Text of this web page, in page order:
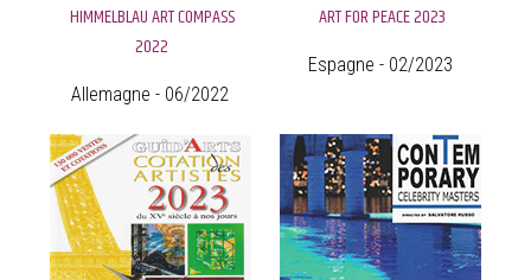
HIMMELBLAU ART COMPASS
2022
Allemagne - 06/2022
ART FOR PEACE 2023
Espagne - 02/2023